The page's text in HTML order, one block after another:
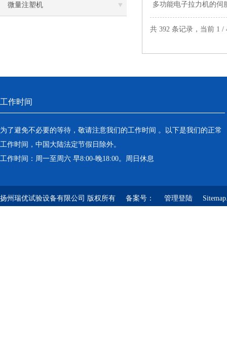
微量注塑机 多功能电子拉力机的伺
共 392 条记录，当前
工作时间
为了避免不必要的等待，敬请注意我们的工作时间 。以下是我们的正常
工作时间，中国大陆法定节假日除外。
工作时间：周一至周六 早8:00-晚18:00。周日休息
扬州瑞优试验设备有限公司 版权所有 备案号： 管理登陆